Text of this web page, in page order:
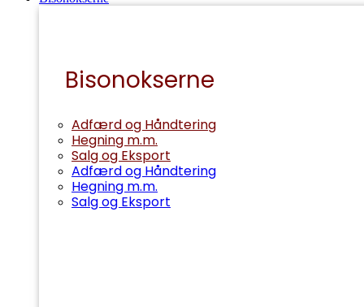
Bisonokserne
Adfærd og Håndtering
Hegning m.m.
Salg og Eksport
Adfærd og Håndtering
Hegning m.m.
Salg og Eksport